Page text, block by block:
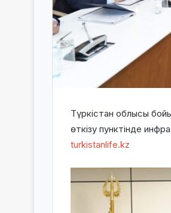
Түркістан облысы
өткізу пунктінде
turkistanlife.kz